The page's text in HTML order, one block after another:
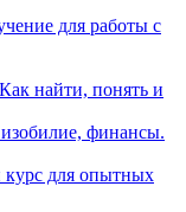
для работы с
найти, понять и
финансы.
для опытных